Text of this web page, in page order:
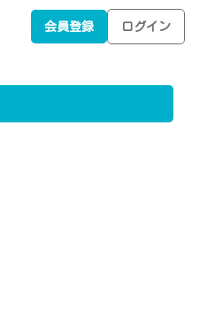
会員登録 ログイン